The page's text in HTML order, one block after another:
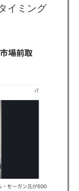
イミング